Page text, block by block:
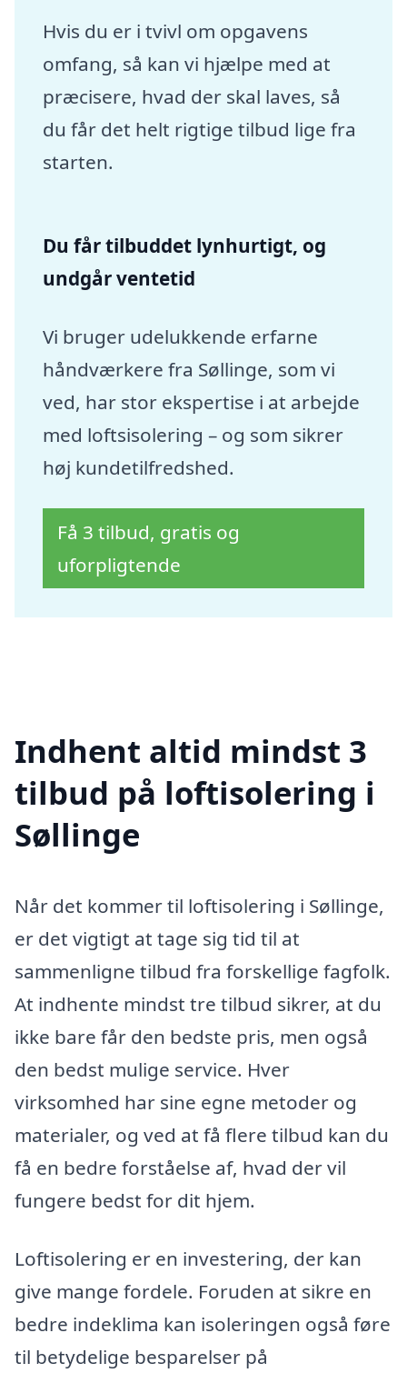
Hvis du er i tvivl om opgavens
omfang, så kan vi hjælpe med at
præcisere, hvad der skal laves, så
du får det helt rigtige tilbud lige fra
starten.
Du får tilbuddet lynhurtigt, og
undgår ventetid
Vi bruger udelukkende erfarne
håndværkere fra Søllinge, som vi
ved, har stor ekspertise i at arbejde
med loftsisolering – og som sikrer
høj kundetilfredshed.
Få 3 tilbud, gratis og
uforpligtende
Indhent altid mindst 3
tilbud på loftisolering i
Søllinge
Når det kommer til loftisolering i Søllinge,
er det vigtigt at tage sig tid til at
sammenligne tilbud fra forskellige fagfolk.
At indhente mindst tre tilbud sikrer, at du
ikke bare får den bedste pris, men også
den bedst mulige service. Hver
virksomhed har sine egne metoder og
materialer, og ved at få flere tilbud kan du
få en bedre forståelse af, hvad der vil
fungere bedst for dit hjem.
Loftisolering er en investering, der kan
give mange fordele. Foruden at sikre en
bedre indeklima kan isoleringen også føre
til betydelige besparelser på